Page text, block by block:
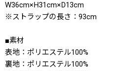
W36cm×H31cm×D13cm
※ストラップの長さ：93cm
■素材
表地：ポリエステル100%
裏地：ポリエステル100%